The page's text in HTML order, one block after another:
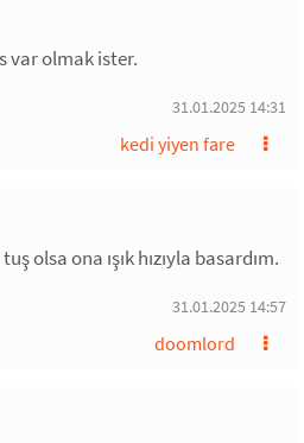
var olmak ister.
31.01.2025 14:31
kedi yiyen fare
olsa ona ışık hızıyla basardım.
31.01.2025 14:57
doomlord